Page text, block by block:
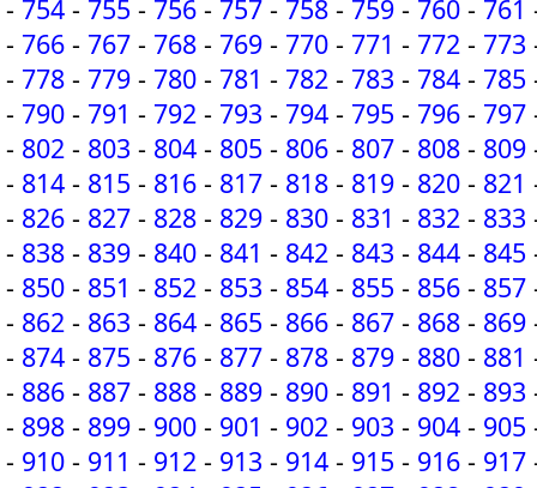
- 754 - 755 - 756 - 757 - 758 - 759 - 760 - 761
- 766 - 767 - 768 - 769 - 770 - 771 - 772 - 773
- 778 - 779 - 780 - 781 - 782 - 783 - 784 - 785
- 790 - 791 - 792 - 793 - 794 - 795 - 796 - 797
- 802 - 803 - 804 - 805 - 806 - 807 - 808 - 809
- 814 - 815 - 816 - 817 - 818 - 819 - 820 - 821
- 826 - 827 - 828 - 829 - 830 - 831 - 832 - 833
- 838 - 839 - 840 - 841 - 842 - 843 - 844 - 845
- 850 - 851 - 852 - 853 - 854 - 855 - 856 - 857
- 862 - 863 - 864 - 865 - 866 - 867 - 868 - 869
- 874 - 875 - 876 - 877 - 878 - 879 - 880 - 881
- 886 - 887 - 888 - 889 - 890 - 891 - 892 - 893
- 898 - 899 - 900 - 901 - 902 - 903 - 904 - 905
- 910 - 911 - 912 - 913 - 914 - 915 - 916 - 917